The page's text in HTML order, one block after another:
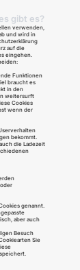
gibt es?
verwenden,
und wird in
auf die
eingehen.
Funktionen
braucht es
in den
weitersurft
Cookies
wenn der
bekommt.
die Ladezeit
genannt.
aber auch
Besuch
Sie